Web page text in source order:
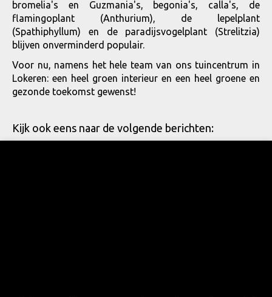
bromelia's en Guzmania's, begonia's, calla's, de
flamingoplant (Anthurium), de lepelplant
(Spathiphyllum) en de paradijsvogelplant (Strelitzia)
blijven onverminderd populair.
Voor nu, namens het hele team van ons tuincentrum in
Lokeren: een heel groen interieur en een heel groene en
gezonde toekomst gewenst!
Kijk ook eens naar de volgende berichten: